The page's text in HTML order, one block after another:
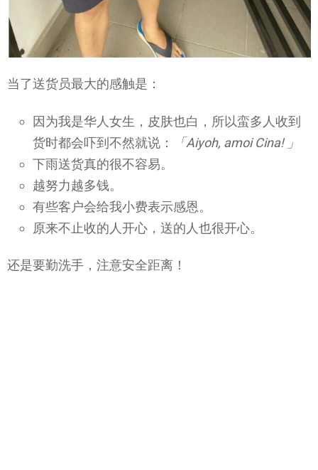
当了送货员最大的感触是：
因为我是华人女生，皮肤也白，所以蛮多人收到
货时都会吓到不然就说：
「Aiyoh, amoi Cina! 」
下雨送货真的很不容易。
越努力越多钱。
有些客户会给我小费表示感恩。
原来不止收的人开心，送的人也很开心。
还是要勤洗手，注意安全距离！